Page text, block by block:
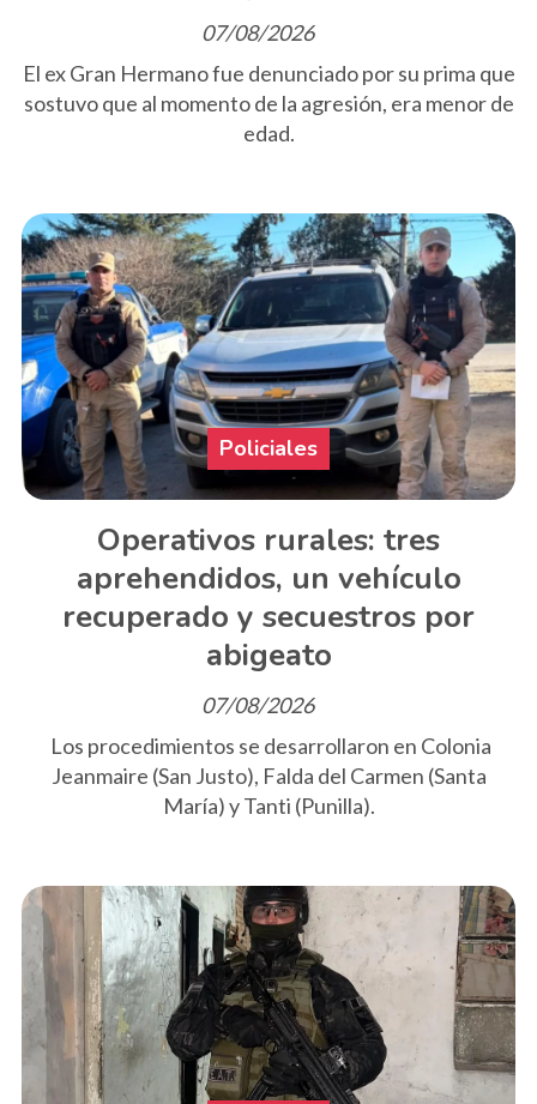
07/08/2026
El ex Gran Hermano fue denunciado por su prima que
sostuvo que al momento de la agresión, era menor de
edad.
Operativos rurales: tres
aprehendidos, un vehículo
recuperado y secuestros por
abigeato
Policiales
07/08/2026
Los procedimientos se desarrollaron en Colonia
Jeanmaire (San Justo), Falda del Carmen (Santa
María) y Tanti (Punilla).